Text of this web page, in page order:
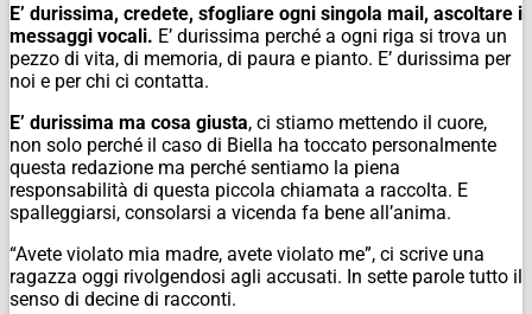
E’ durissima, credete, sfogliare ogni singola mail, ascoltare i
messaggi vocali. E’ durissima perché a ogni riga si trova un
pezzo di vita, di memoria, di paura e pianto. E’ durissima per
noi e per chi ci contatta.
E’ durissima ma cosa giusta, ci stiamo mettendo il cuore,
non solo perché il caso di Biella ha toccato personalmente
questa redazione ma perché sentiamo la piena
responsabilità di questa piccola chiamata a raccolta. E
spalleggiarsi, consolarsi a vicenda fa bene all’anima.
“Avete violato mia madre, avete violato me”, ci scrive una
ragazza oggi rivolgendosi agli accusati. In sette parole tutto il
senso di decine di racconti.